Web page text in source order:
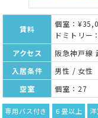
賃料
個室：
ドミトリ
アクセス
阪急神戸線
入居条件
男性 / 女性
空室
個室：27
専用バス付き ６畳以上